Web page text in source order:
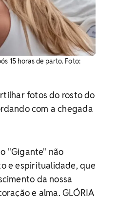
15 horas de parto. Foto:
fotos do rosto do
com a chegada
"Gigante" não
e espiritualidade, que
da nossa
e alma. GLÓRIA